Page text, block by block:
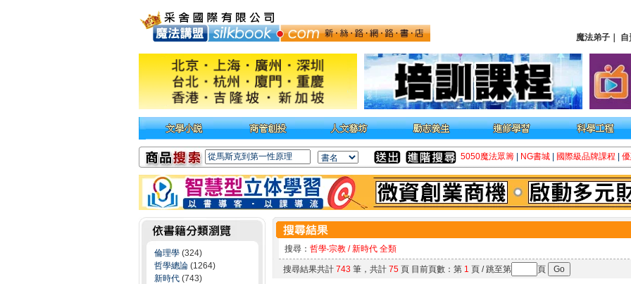
魔法弟子
自
5050魔法眾籌 NG書城 國際級品牌課程
倫理學 (324)
哲學總論 (1264)
新時代 (743)
搜尋： 哲學‧宗教 / 新時代 全類
搜尋結果共計 743 筆，共計 75頁 目前頁數：第 1 頁 / 跳至第 頁